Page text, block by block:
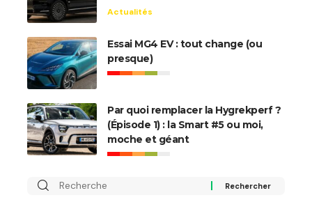
Actualités
Essai MG4 EV : tout change (ou
presque)
Par quoi remplacer la Hygrekperf ?
(Épisode 1) : la Smart #5 ou moi,
moche et géant
Rechercher